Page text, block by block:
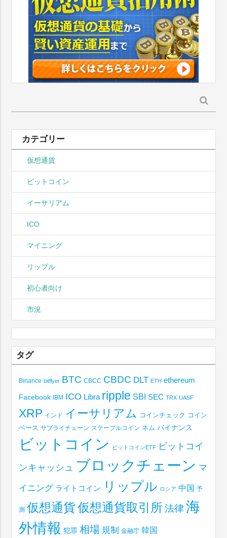
索:
カテゴリー
仮想通貨
ビットコイン
イーサリアム
ICO
マイニング
リップル
初心者向け
市況
タグ
Binance bitflyer BTC CBCC CBDC DLT ETH ethereum
Facebook IBM ICO Libra ripple SBI SEC TRX UASF
XRP インド イーサリアム コインチェック コイン
ベース サプライチェーン ステーブルコイン ネム バイナンス
ビットコイン ビットコインETF ビットコイ
ンキャッシュ ブロックチェーン マ
イニング ライトコイン リップル ロシア 中国 予
測 仮想通貨仮想通貨取引所 法律 海
外情報 犯罪 相場 規制 金融庁 韓国